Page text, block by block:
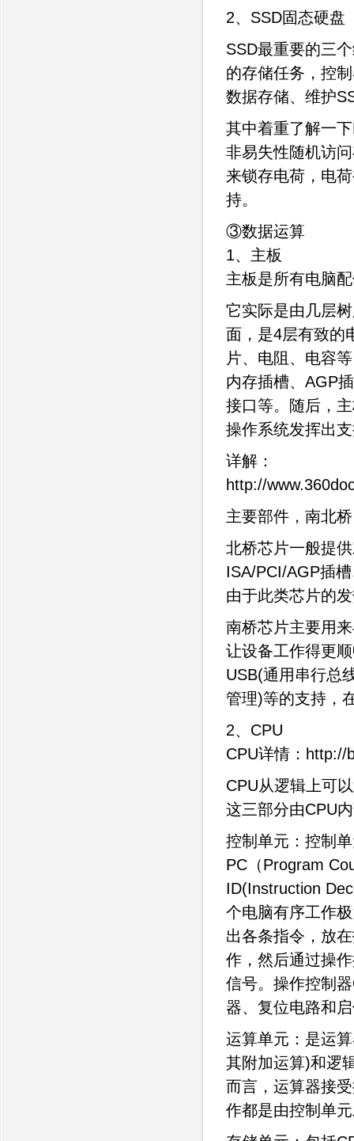
2、SSD固态硬盘
SSD最重要的三
的存储任务，控
数据存储、维护
其中着重了解一
非易失性随机访
来锁存电荷，电
持。
③数据运算
1、主板
主板是所有电脑
它实际是由几层
面，是4层有致的
片、电阻、电容
内存插槽、AGP
接口等。随后，
操作系统发挥出
详解：
http://
主要部件，南北桥
北桥芯片一般提
ISA/PCI/AGP插
由于此类芯片的
南桥芯片主要用
让设备工作得更
USB(通用串行总
管理)等的支持，
2、CPU
CPU详情：http://
CPU从逻辑上可
这三部分由CPU
控制单元：控制
PC（Program
ID(Instruction
个电脑有序工作
出各条指令，放
作，然后通过操
信号。操作控制
器、复位电路和
运算单元：是运
其附加运算)和逻
而言，运算器接
作都是由控制单